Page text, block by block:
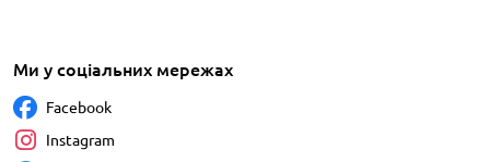
Ми у соціальних мережах
Facebook
Instagram